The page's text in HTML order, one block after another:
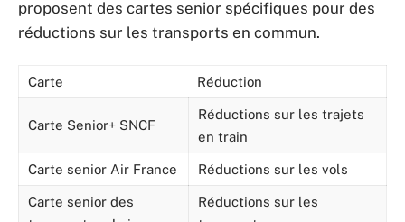
proposent des cartes senior spécifiques pour des
réductions sur les transports en commun.
Carte Réduction
Carte Senior+ SNCF
Réductions sur les trajets
en train
Carte senior Air France Réductions sur les vols
Carte senior des
Réductions sur les